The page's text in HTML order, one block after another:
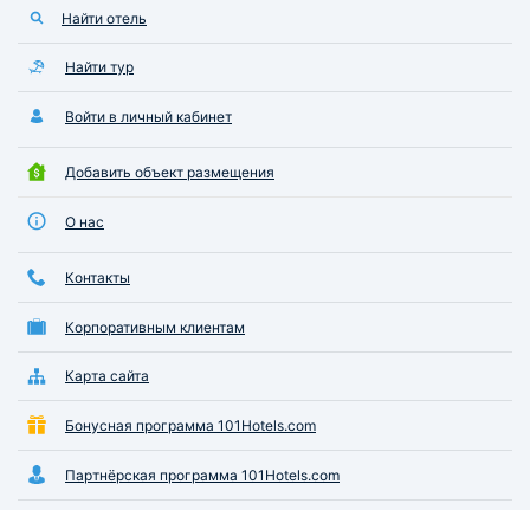
Найти отель
Найти тур
Войти в личный кабинет
Добавить объект размещения
О нас
Контакты
Корпоративным клиентам
Карта сайта
Бонусная программа 101Hotels.com
Партнёрская программа 101Hotels.com